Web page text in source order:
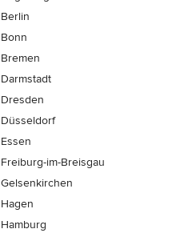
Berlin
Bonn
Bremen
Darmstadt
Dresden
Düsseldorf
Essen
Freiburg-im-Breisgau
Gelsenkirchen
Hagen
Hamburg